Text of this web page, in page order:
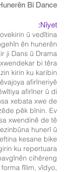
Bi Dance
Nîyet:
û vedîtina
ên hunerên
ji Dans û Drama
bi têra
kirin ku karibin
afirîneriyê
afirîner û di
xebata xwe de
pêk bînin. Ev
xwendinê de tê
hunerî û
kesane bike.
ku repertuara
cihêreng
fîlim, vîdyo,